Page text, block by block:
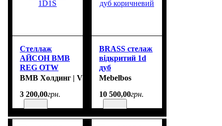
Стеллаж
АЙСОН ВМВ
REG OTW
1D1S
ВМВ Холдинг | VMV Holding
3 200,00грн.
BRASS стелаж
відкритий 1d
дуб
коричневий
Mebelbos
10 500,00грн.